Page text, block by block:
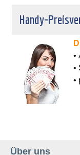
Handy-
•
•
•
Über uns